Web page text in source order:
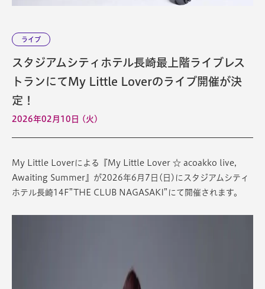
ライブ
スタジアムシティホテル長崎最上階ライブレス
トランにてMy Little Loverのライブ開催が決
定！
2026年02月10日 (火)
My Little Loverによる『My Little Lover ☆ acoakko live,
Awaiting Summer』が2026年6月7日(日)にスタジアムシティ
ホテル長崎14F”THE CLUB NAGASAKI”にて開催されます。